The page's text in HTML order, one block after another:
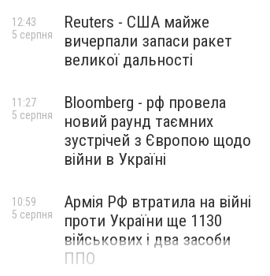
Reuters - США майже
вичерпали запаси ракет
великої дальності
12:43
5 серпня
Bloomberg - рф провела
новий раунд таємних
зустрічей з Європою щодо
війни в Україні
11:27
5 серпня
Армія РФ втратила на війні
проти України ще 1130
військових і два засоби
ППО
10:59
5 серпня